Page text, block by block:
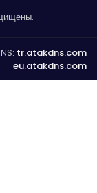
tr.atakdns.com
eu.atakdns.com